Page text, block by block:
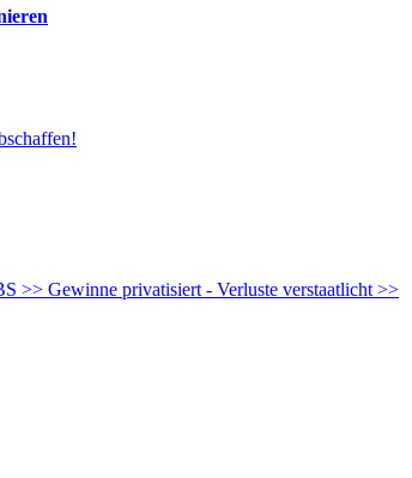
>> Gewinne privatisiert - Verluste verstaatlicht >>